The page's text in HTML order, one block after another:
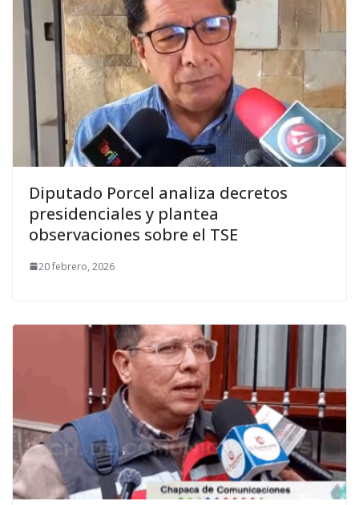
Diputado Porcel analiza decretos
presidenciales y plantea
observaciones sobre el TSE
20 febrero, 2026